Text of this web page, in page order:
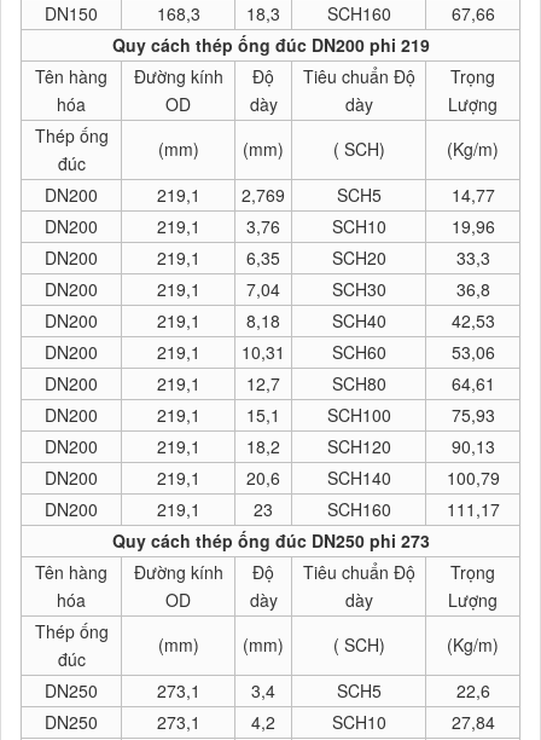
DN150
168,3 18,3 SCH160
67,66
Quy cách thép ống đúc DN200 phi 219
Tên hàng
hóa
Đường kính
OD
Độ
dày
Tiêu chuẩn Độ
dày
Trọng
Lượng
Thép ống
đúc
(mm) (mm) ( SCH)
(Kg/m)
DN200
219,1 2,769 SCH5
14,77
DN200
219,1 3,76 SCH10
19,96
DN200
219,1 6,35 SCH20
33,3
DN200
219,1 7,04 SCH30
36,8
DN200
219,1 8,18 SCH40
42,53
DN200
219,1 10,31 SCH60
53,06
DN200
219,1 12,7 SCH80
64,61
DN200
219,1 15,1 SCH100
75,93
DN200
219,1 18,2 SCH120
90,13
DN200
219,1 20,6 SCH140
100,79
DN200
219,1 23 SCH160
111,17
Quy cách thép ống đúc DN250 phi 273
Tên hàng
hóa
Đường kính
OD
Độ
dày
Tiêu chuẩn Độ
dày
Trọng
Lượng
Thép ống
đúc
(mm) (mm) ( SCH)
(Kg/m)
DN250
273,1 3,4 SCH5
22,6
DN250
273,1 4,2 SCH10
27,84